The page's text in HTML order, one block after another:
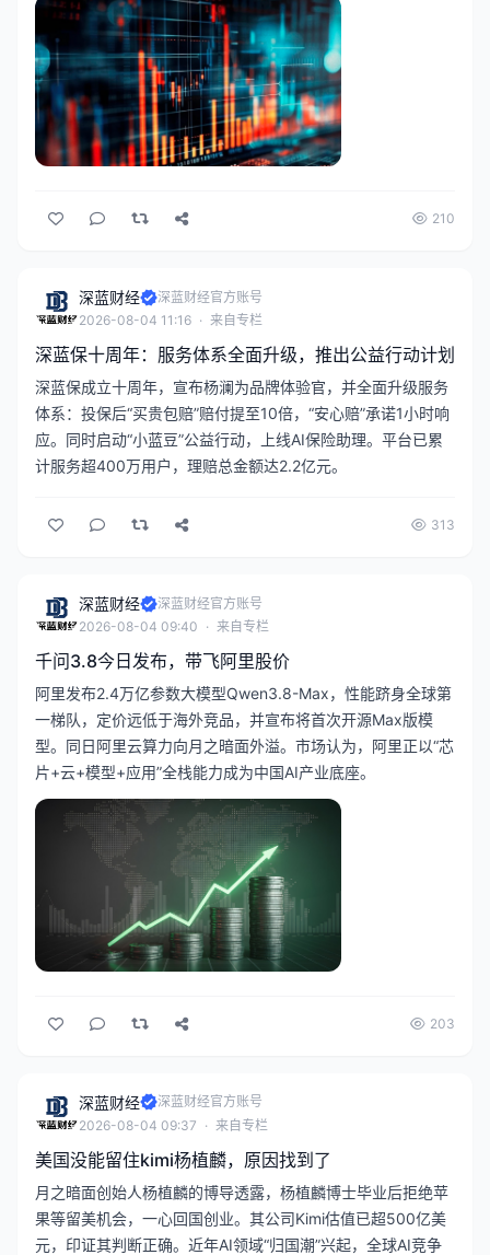
210
深蓝财经
深蓝财经官方账号
2026-08-04 11:16 · 来自专栏
深蓝保十周年：服务体系全面升级，推出公益行动计划
深蓝保成立十周年，宣布杨澜为品牌体验官，并全面升级服务
体系：投保后“买贵包赔”赔付提至10倍，“安心赔”承诺1小时响
应。同时启动“小蓝豆”公益行动，上线AI保险助理。平台已累
计服务超400万用户，理赔总金额达2.2亿元。
313
深蓝财经
深蓝财经官方账号
2026-08-04 09:40 · 来自专栏
千问3.8今日发布，带飞阿里股价
阿里发布2.4万亿参数大模型Qwen3.8-Max，性能跻身全球第
一梯队，定价远低于海外竞品，并宣布将首次开源Max版模
型。同日阿里云算力向月之暗面外溢。市场认为，阿里正以“芯
片+云+模型+应用”全栈能力成为中国AI产业底座。
203
深蓝财经
深蓝财经官方账号
2026-08-04 09:37 · 来自专栏
美国没能留住kimi杨植麟，原因找到了
月之暗面创始人杨植麟的博导透露，杨植麟博士毕业后拒绝苹
果等留美机会，一心回国创业。其公司Kimi估值已超500亿美
元，印证其判断正确。近年AI领域“归国潮”兴起，全球AI竞争